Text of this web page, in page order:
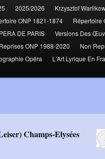
2025/2026 Krzysztof
ONP 1821-1874 Répertoire
DE PARIS Versions Des
Reprises ONP 1988-2020 Non
Opéra L'Art Lyrique En
Champs-Elysées